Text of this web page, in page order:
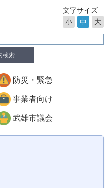
検索
文字サイズ
小
中 大
防災・緊急
事業者向け
武雄市議会